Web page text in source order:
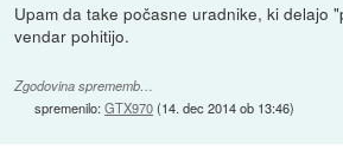
Upam da take počasne uradnike, ki delajo
vendar pohitijo.
Zgodovina sprememb…
spremenilo:GTX970(14. dec 2014 ob 13:46)